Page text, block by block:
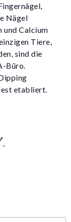
Nägel
und Calcium
Tiere,
sind die
Büro.
etabliert.